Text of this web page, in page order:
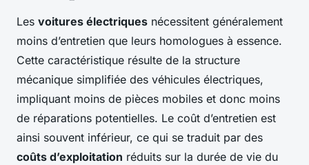
Les voitures électriques nécessitent généralement
moins d’entretien que leurs homologues à essence.
Cette caractéristique résulte de la structure
mécanique simplifiée des véhicules électriques,
impliquant moins de pièces mobiles et donc moins
de réparations potentielles. Le coût d’entretien est
ainsi souvent inférieur, ce qui se traduit par des
coûts d’exploitation réduits sur la durée de vie du